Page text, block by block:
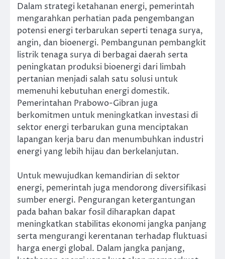
Dalam strategi ketahanan energi, pemerintah
mengarahkan perhatian pada pengembangan
potensi energi terbarukan seperti tenaga surya,
angin, dan bioenergi. Pembangunan pembangkit
listrik tenaga surya di berbagai daerah serta
peningkatan produksi bioenergi dari limbah
pertanian menjadi salah satu solusi untuk
memenuhi kebutuhan energi domestik.
Pemerintahan Prabowo-Gibran juga
berkomitmen untuk meningkatkan investasi di
sektor energi terbarukan guna menciptakan
lapangan kerja baru dan menumbuhkan industri
energi yang lebih hijau dan berkelanjutan.
Untuk mewujudkan kemandirian di sektor
energi, pemerintah juga mendorong diversifikasi
sumber energi. Pengurangan ketergantungan
pada bahan bakar fosil diharapkan dapat
meningkatkan stabilitas ekonomi jangka panjang
serta mengurangi kerentanan terhadap fluktuasi
harga energi global. Dalam jangka panjang,